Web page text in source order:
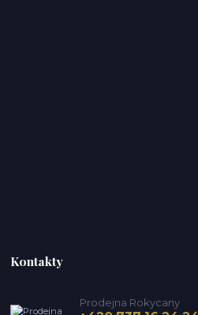
Kontakty
Prodejna Rokycany